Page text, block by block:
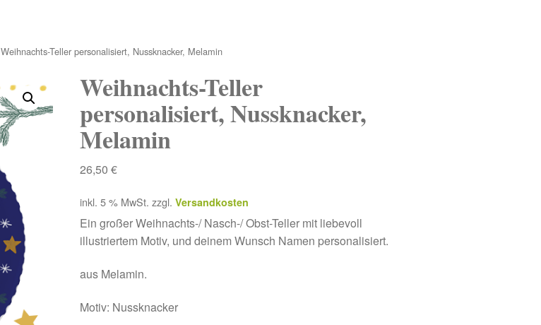
Weihnachts-Teller personalisiert, Nussknacker, Melamin
Weihnachts-Teller
personalisiert, Nussknacker,
Melamin
26,50€
inkl. 5 % MwSt. zzgl.Versandkosten
Ein großer Weihnachts-/ Nasch-/ Obst-Teller mit liebevoll
illustriertem Motiv, und deinem Wunsch Namen personalisiert.
aus Melamin.
Motiv: Nussknacker